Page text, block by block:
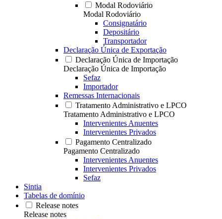
Modal Rodoviário
Modal Rodoviário
Consignatário
Depositário
Transportador
Declaração Única de Exportação
Declaração Única de Importação
Declaração Única de Importação
Sefaz
Importador
Remessas Internacionais
Tratamento Administrativo e LPCO
Tratamento Administrativo e LPCO
Intervenientes Anuentes
Intervenientes Privados
Pagamento Centralizado
Pagamento Centralizado
Intervenientes Anuentes
Intervenientes Privados
Sefaz
Sintia
Tabelas de domínio
Release notes
Release notes